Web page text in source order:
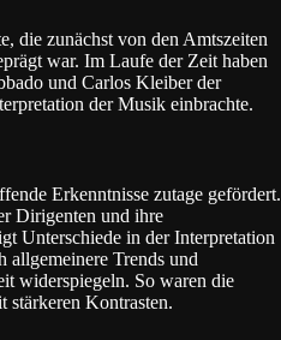
die zunächst von den Amtszeiten
war. Im Laufe der Zeit haben
und Carlos Kleiber der
der Musik einbrachte.
Erkenntnisse zutage gefördert.
Dirigenten und ihre
Unterschiede in der Interpretation
allgemeinere Trends und
widerspiegeln. So waren die
stärkeren Kontrasten.